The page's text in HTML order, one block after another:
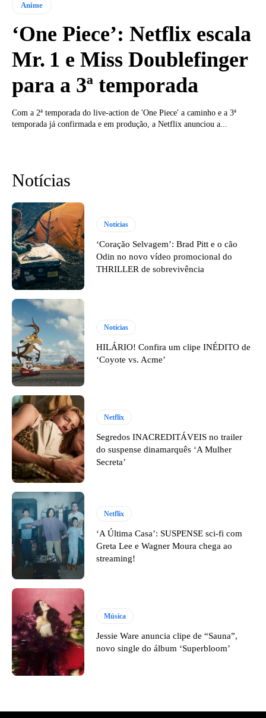
Anime
‘One Piece’: Netflix escala
Mr. 1 e Miss Doublefinger
para a 3ª temporada
Com a 2ª temporada do live-action de 'One Piece' a caminho e a 3ª
temporada já confirmada e em produção, a Netflix anunciou a...
Notícias
Notícias
‘Coração Selvagem’: Brad Pitt e o cão
Odin no novo vídeo promocional do
THRILLER de sobrevivência
Notícias
HILÁRIO! Confira um clipe INÉDITO de
‘Coyote vs. Acme’
Netflix
Segredos INACREDITÁVEIS no trailer
do suspense dinamarquês ‘A Mulher
Secreta’
Netflix
‘A Última Casa’: SUSPENSE sci-fi com
Greta Lee e Wagner Moura chega ao
streaming!
Música
Jessie Ware anuncia clipe de “Sauna”,
novo single do álbum ‘Superbloom’